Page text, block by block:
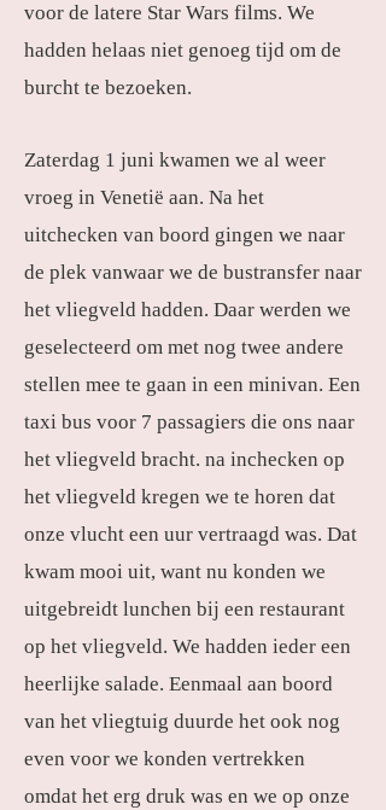
voor de latere Star Wars films. We
hadden helaas niet genoeg tijd om de
burcht te bezoeken.
Zaterdag 1 juni kwamen we al weer
vroeg in Venetië aan. Na het
uitchecken van boord gingen we naar
de plek vanwaar we de bustransfer naar
het vliegveld hadden. Daar werden we
geselecteerd om met nog twee andere
stellen mee te gaan in een minivan. Een
taxi bus voor 7 passagiers die ons naar
het vliegveld bracht. na inchecken op
het vliegveld kregen we te horen dat
onze vlucht een uur vertraagd was. Dat
kwam mooi uit, want nu konden we
uitgebreidt lunchen bij een restaurant
op het vliegveld. We hadden ieder een
heerlijke salade. Eenmaal aan boord
van het vliegtuig duurde het ook nog
even voor we konden vertrekken
omdat het erg druk was en we op onze